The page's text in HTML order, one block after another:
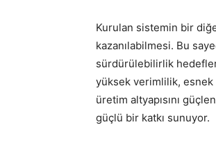
Kurulan sistemin bir
kazanılabilmesi. Bu
sürdürülebilirlik
yüksek verimlilik, esnek
üretim altyapısını
güçlü bir katkı sunuyor.